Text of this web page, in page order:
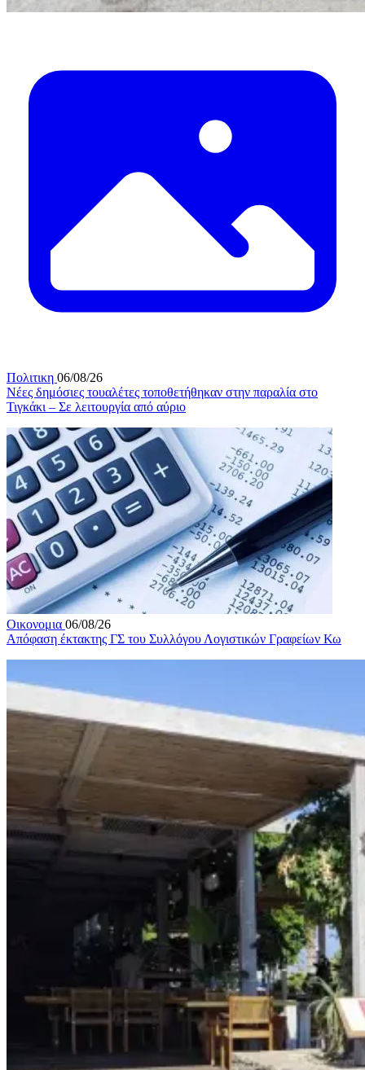
Πολιτικη 06/08/26
Νέες δημόσιες τουαλέτες τοποθετήθηκαν στην παραλία στο
Τιγκάκι – Σε λειτουργία από αύριο
Οικονομια 06/08/26
Απόφαση έκτακτης ΓΣ του Συλλόγου Λογιστικών Γραφείων Κω